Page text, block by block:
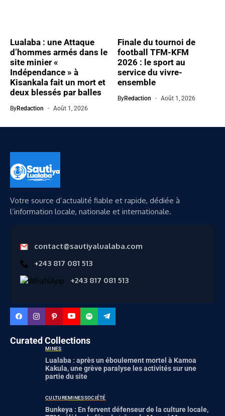
Lualaba : une Attaque
d’hommes armés dans le
site minier «
Indépendance » à
Kisankala fait un mort et
deux blessés par balles
ByRedaction Août 1, 2026
Finale du tournoi de
football TFM-KFM
2026 : le sport au
service du vivre-
ensemble
ByRedaction Août 1, 2026
Votre source d’actualité fiable et rapide, dédiée à
l’information locale, nationale et internationale.
contact@sautiyalualaba.com
+243 817 081 513
+243 817 081 513
Curated Collections
MINES
Lualaba : après un éboulement mortel à Kamoa
Kakula, une grève paralyse les activités sur une
partie du site
CULTUREMINESSOCIÉTÉ
Bunkeya : En fervent défenseur de la culture locale,